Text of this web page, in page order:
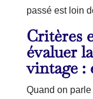
passé est loin
Critères
évaluer
vintage :
Quand on parle